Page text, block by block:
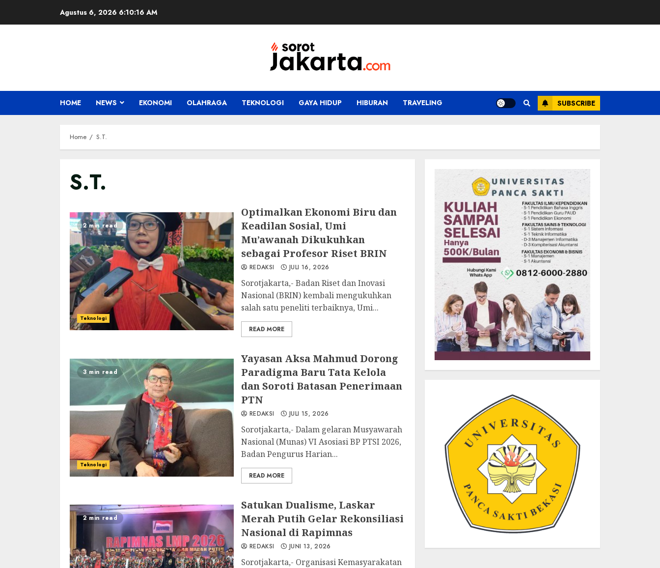
Agustus 6, 2026 6:10:17 AM
HOME NEWS EKONOMI OLAHRAGA TEKNOLOGI GAYA HIDUP HIBURAN TRAVELING SUBSCRIBE
Home S.T.
S.T.
2 min read
Teknologi
Optimalkan Ekonomi Biru dan
Keadilan Sosial, Umi
Mu’awanah Dikukuhkan
sebagai Profesor Riset BRIN
REDAKSI JULI 16, 2026
Sorotjakarta,- Badan Riset dan Inovasi
Nasional (BRIN) kembali mengukuhkan
salah satu peneliti terbaiknya, Umi...
READ MORE
3 min read
Teknologi
Yayasan Aksa Mahmud Dorong
Paradigma Baru Tata Kelola
dan Soroti Batasan Penerimaan
PTN
REDAKSI JULI 15, 2026
Sorotjakarta,- Dalam gelaran Musyawarah
Nasional (Munas) VI Asosiasi BP PTSI 2026,
Badan Pengurus Harian...
READ MORE
2 min read
Satukan Dualisme, Laskar
Merah Putih Gelar Rekonsiliasi
Nasional di Rapimnas
REDAKSI JUNI 13, 2026
Sorotjakarta,- Organisasi Kemasyarakatan